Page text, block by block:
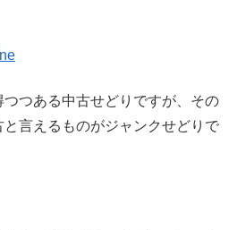
つある中古せどりですが、その
言えるものがジャンクせどりで